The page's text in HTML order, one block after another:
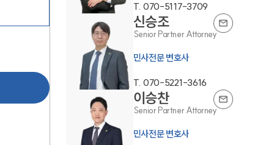
그룹소개
그룹소개
대륜의 강점
오시는 길
글로벌 파트너 로펌
T. 070-5117-3709
신승조
Senior Partner Attorney
민사전문 변호사
T. 070-5221-3616
이승찬
Senior Partner Attorney
민사전문 변호사